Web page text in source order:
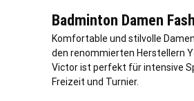
Badminton Damen
Komfortable und stilvolle
den renommierten Herstellern
Victor ist perfekt für intensive
Freizeit und Turnier.